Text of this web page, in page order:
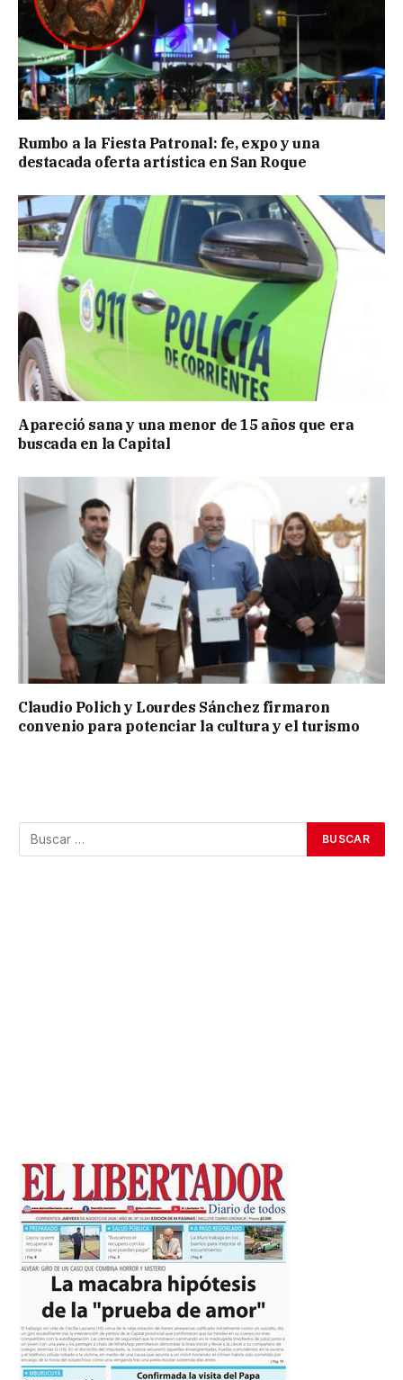
Rumbo a la Fiesta Patronal: fe, expo y una
destacada oferta artística en San Roque
Apareció sana y una menor de 15 años que era
buscada en la Capital
Claudio Polich y Lourdes Sánchez firmaron
convenio para potenciar la cultura y el turismo